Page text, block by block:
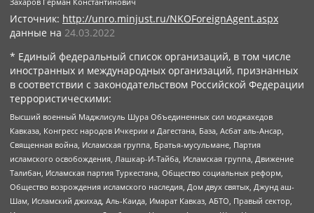
Источник: http://unro.minjust.ru/NKOForeignAgent.aspx
данные на 24.03.2022
* Единый федеральный список организаций, в том числе
иностранных и международных организаций, признанных
в соответствии с законодательством Российской Федерации
террористическими:
Высший военный Маджлисуль Шура Объединенных сил моджахедов
Кавказа, Конгресс народов Ичкерии и Дагестана, База, Асбат аль-Ансар,
Священная война, Исламская группа, Братья-мусульмане, Партия
исламского освобождения, Лашкар-И-Тайба, Исламская группа, Движение
Талибан, Исламская партия Туркестана, Общество социальных реформ,
Общество возрождения исламского наследия, Дом двух святых, Джунд аш-
Шам, Исламский джихад, Аль-Каида, Имарат Кавказ, АБТО, Правый сектор,